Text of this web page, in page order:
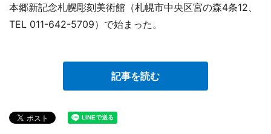
本郷新記念札幌彫刻美術館（札幌市中央区宮の森4条12、
TEL 011-642-5709）で始まった。
記事を読む